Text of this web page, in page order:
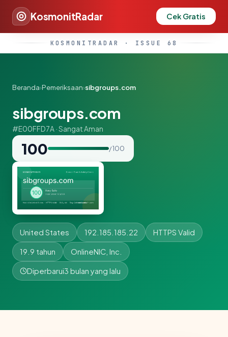
KosmonitRadar Cek Gratis
KOSMONITRADAR · ISSUE 68
Beranda›Pemeriksaan›sibgroups.com
sibgroups.com
#E00FFD7A · Sangat Aman
100 / 100
United States 192.185.185.22 HTTPS Valid
19.9 tahun OnlineNIC, Inc.
Diperbarui3 bulan yang lalu